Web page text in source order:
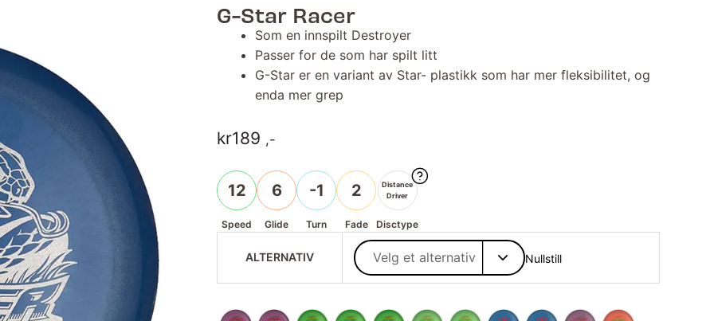
G-Star Racer
Som en innspilt Destroyer
Passer for de som har spilt litt
G-Star er en variant av Star- plastikk som har mer fleksibilitet, og
enda mer grep
kr189 ,-
12
Speed
6
Glide
-1
Turn
2
Fade
Distance
Driver
Disctype
ALTERNATIV Nullstill